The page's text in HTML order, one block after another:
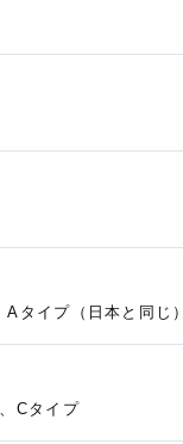
Aタイプ （日本と同じ）
Cタイプ